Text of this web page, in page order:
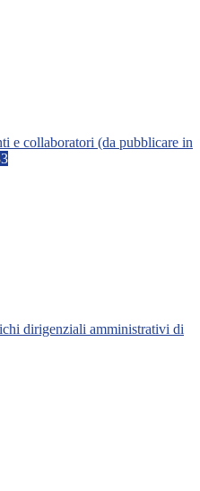
e collaboratori (da pubblicare in
dirigenziali amministrativi di